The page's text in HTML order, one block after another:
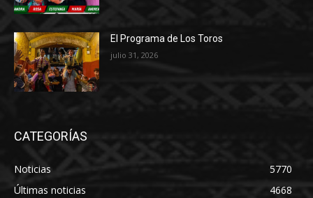
El Programa de Los Toros
julio 31, 2026
CATEGORÍAS
Noticias
5770
Últimas noticias
4668